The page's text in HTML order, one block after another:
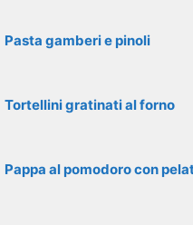
Pasta gamberi e pinoli
Tortellini gratinati al forno
Pappa al pomodoro con